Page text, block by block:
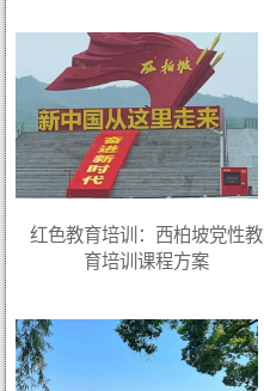
红色教育培训：西柏坡党性教
育培训课程方案